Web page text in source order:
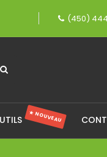
fièrement
(450)
★ NOUVEAU